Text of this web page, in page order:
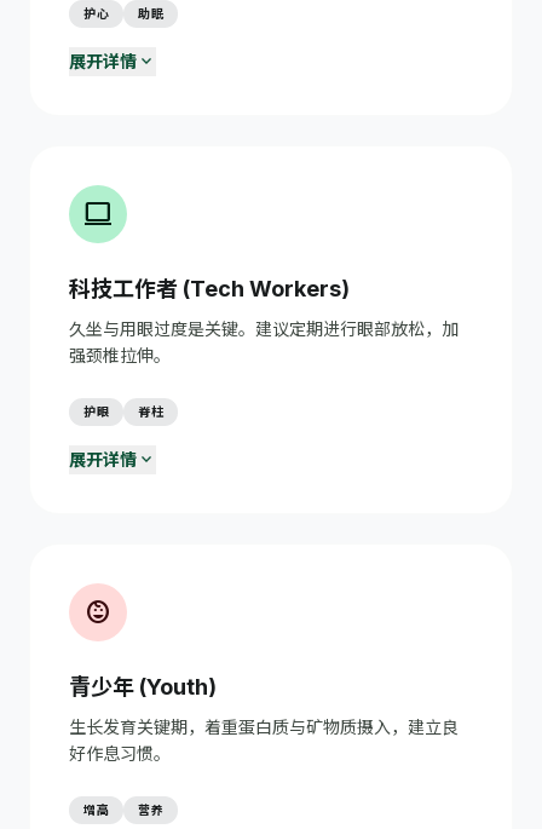
护心 助眠
restaurant商务应酬健康饮食
出差前调整作息；飞行途中多喝水；到达后尽快适应当地时
间。
区分可控与不可控的压力源；每天留出10分钟独处思考时
monitor_heart定期健康体检
脂。
展开详情 expand_more
computer
科技工作者 (Tech Workers)
久坐与用眼过度是关键。建议定期进行眼部放松，加
强颈椎拉伸。
护眼 脊柱
visibility20-20-20 护眼法则
次。
back_hand 预防鼠标手
directions_run对抗久坐综合征
使用站立式办公桌；设置定时提醒起身；下班后30分钟有
氧运动。
展开详情 expand_more
child_care
青少年 (Youth)
生长发育关键期，着重蛋白质与矿物质摄入，建立良
好作息习惯。
增高 营养